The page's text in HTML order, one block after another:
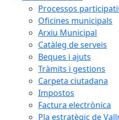
Processos
Oficines municipals
Arxiu Municipal
Catàleg de serveis
Beques i ajuts
Tràmits i gestions
Carpeta ciutadana
Impostos
Factura electrònica
Pla estratègic de